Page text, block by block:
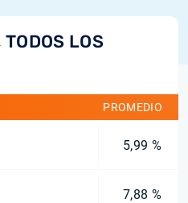
LOS
PROMEDIO
5,99 %
7,88 %